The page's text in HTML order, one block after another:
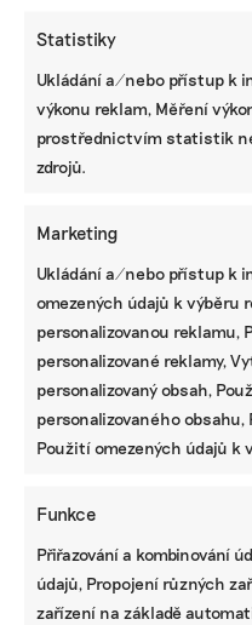
Statistiky
Ukládání a/nebo přístup k
výkonu reklam, Měření
prostřednictvím statistik
zdrojů.
Marketing
Ukládání a/nebo přístup k
omezených údajů k výběru
personalizovanou reklamu,
personalizované reklamy,
personalizovaný obsah,
personalizovaného obsahu,
Použití omezených údajů k
Funkce
Přiřazování a kombinování
údajů, Propojení různých
zařízení na základě
KOMERČNÍ SDĚLENÍ
BRANDNEWS
způsob, jak
její